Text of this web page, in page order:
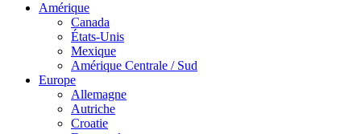
Amérique
Canada
États-Unis
Mexique
Amérique Centrale / Sud
Europe
Allemagne
Autriche
Croatie